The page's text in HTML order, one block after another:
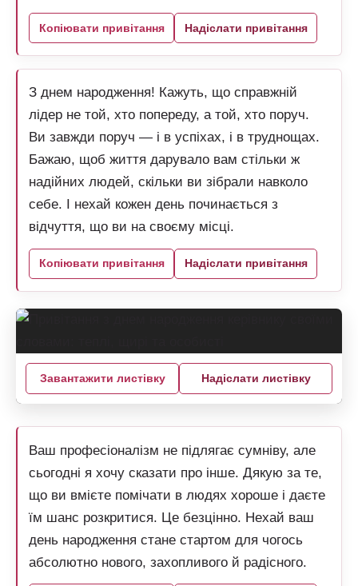
Копіювати привітання Надіслати привітання
З днем народження! Кажуть, що справжній
лідер не той, хто попереду, а той, хто поруч.
Ви завжди поруч — і в успіхах, і в труднощах.
Бажаю, щоб життя дарувало вам стільки ж
надійних людей, скільки ви зібрали навколо
себе. І нехай кожен день починається з
відчуття, що ви на своєму місці.
Копіювати привітання Надіслати привітання
Завантажити листівку Надіслати листівку
Ваш професіоналізм не підлягає сумніву, але
сьогодні я хочу сказати про інше. Дякую за те,
що ви вмієте помічати в людях хороше і даєте
їм шанс розкритися. Це безцінно. Нехай ваш
день народження стане стартом для чогось
абсолютно нового, захопливого й радісного.